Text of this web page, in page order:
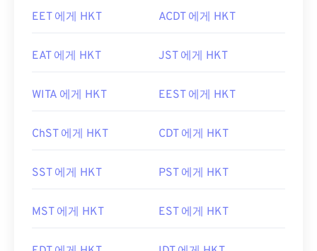
EET 에게 HKT ACDT 에게 HKT
EAT 에게 HKT JST 에게 HKT
WITA 에게 HKT EEST 에게 HKT
ChST 에게 HKT CDT 에게 HKT
SST 에게 HKT PST 에게 HKT
MST 에게 HKT EST 에게 HKT